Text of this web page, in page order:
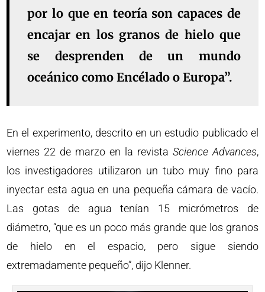
por lo que en teoría son capaces de
encajar en los granos de hielo que
se desprenden de un mundo
oceánico como Encélado o Europa”.
En el experimento, descrito en un estudio publicado el
viernes 22 de marzo en la revista Science Advances,
los investigadores utilizaron un tubo muy fino para
inyectar esta agua en una pequeña cámara de vacío.
Las gotas de agua tenían 15 micrómetros de
diámetro, “que es un poco más grande que los granos
de hielo en el espacio, pero sigue siendo
extremadamente pequeño”, dijo Klenner.